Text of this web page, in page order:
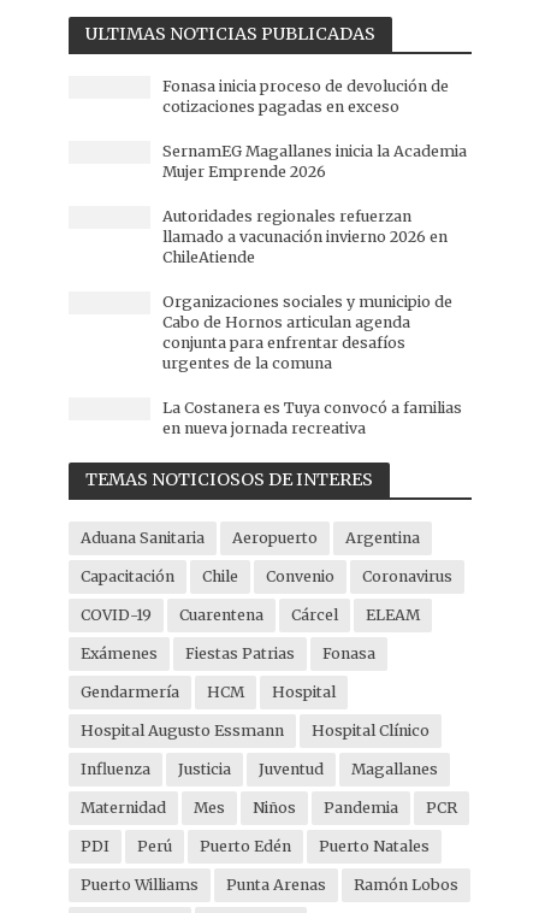
ULTIMAS NOTICIAS PUBLICADAS
Fonasa inicia proceso de devolución de
cotizaciones pagadas en exceso
SernamEG Magallanes inicia la Academia
Mujer Emprende 2026
Autoridades regionales refuerzan
llamado a vacunación invierno 2026 en
ChileAtiende
Organizaciones sociales y municipio de
Cabo de Hornos articulan agenda
conjunta para enfrentar desafíos
urgentes de la comuna
La Costanera es Tuya convocó a familias
en nueva jornada recreativa
TEMAS NOTICIOSOS DE INTERES
Aduana Sanitaria Aeropuerto Argentina
Capacitación Chile Convenio Coronavirus
COVID-19 Cuarentena Cárcel ELEAM
Exámenes Fiestas Patrias Fonasa
Gendarmería HCM Hospital
Hospital Augusto Essmann Hospital Clínico
Influenza Justicia Juventud Magallanes
Maternidad Mes Niños Pandemia PCR
PDI Perú Puerto Edén Puerto Natales
Puerto Williams Punta Arenas Ramón Lobos